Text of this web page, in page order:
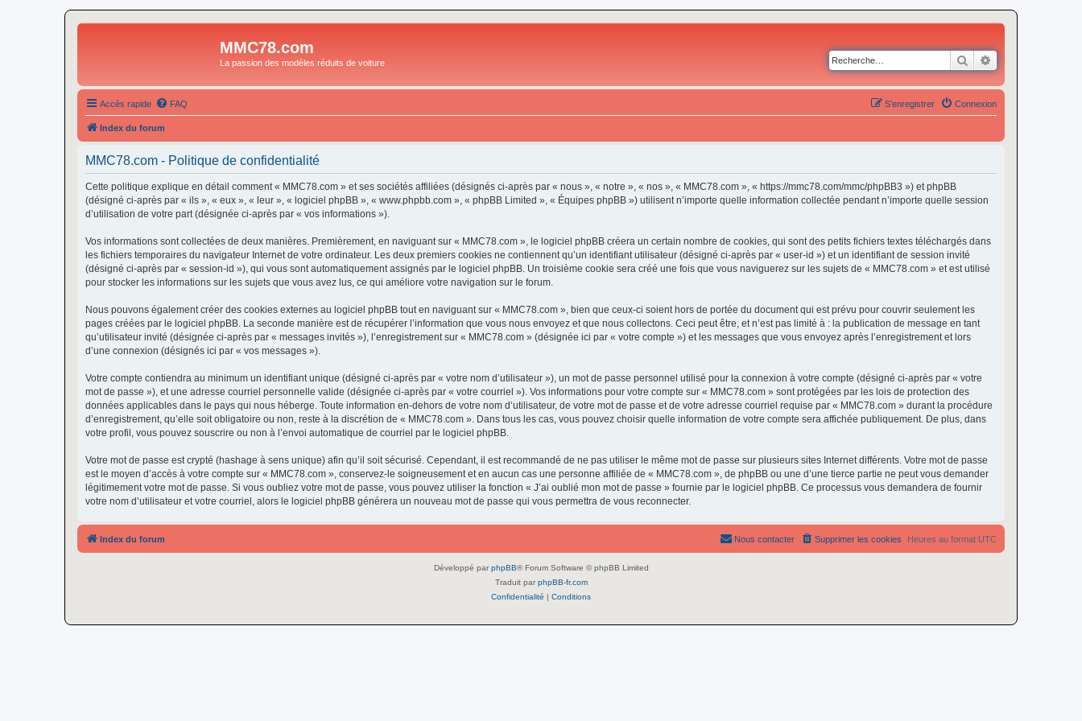
MMC78.com
La passion des modèles réduits de voiture Rechercher
Accès rapide FAQ Connexion
S’enregistrer
Index du forum
MMC78.com - Politique de confidentialité
Cette politique explique en détail comment « MMC78.com » et ses sociétés affiliées (désignés ci-après par « nous », « notre », « nos », « MMC78.com », « https://mmc78.com/mmc/phpBB3 ») et phpBB
(désigné ci-après par « ils », « eux », « leur », « logiciel phpBB », « www.phpbb.com », « phpBB Limited », « Équipes phpBB ») utilisent n’importe quelle information collectée pendant n’importe quelle session
d’utilisation de votre part (désignée ci-après par « vos informations »).
Vos informations sont collectées de deux manières. Premièrement, en naviguant sur « MMC78.com », le logiciel phpBB créera un certain nombre de cookies, qui sont des petits fichiers textes téléchargés dans
les fichiers temporaires du navigateur Internet de votre ordinateur. Les deux premiers cookies ne contiennent qu’un identifiant utilisateur (désigné ci-après par « user-id ») et un identifiant de session invité
(désigné ci-après par « session-id »), qui vous sont automatiquement assignés par le logiciel phpBB. Un troisième cookie sera créé une fois que vous naviguerez sur les sujets de « MMC78.com » et est utilisé
pour stocker les informations sur les sujets que vous avez lus, ce qui améliore votre navigation sur le forum.
Nous pouvons également créer des cookies externes au logiciel phpBB tout en naviguant sur « MMC78.com », bien que ceux-ci soient hors de portée du document qui est prévu pour couvrir seulement les
pages créées par le logiciel phpBB. La seconde manière est de récupérer l’information que vous nous envoyez et que nous collectons. Ceci peut être, et n’est pas limité à : la publication de message en tant
qu’utilisateur invité (désignée ci-après par « messages invités »), l’enregistrement sur « MMC78.com » (désignée ici par « votre compte ») et les messages que vous envoyez après l’enregistrement et lors
d’une connexion (désignés ici par « vos messages »).
Votre compte contiendra au minimum un identifiant unique (désigné ci-après par « votre nom d’utilisateur »), un mot de passe personnel utilisé pour la connexion à votre compte (désigné ci-après par « votre
mot de passe »), et une adresse courriel personnelle valide (désignée ci-après par « votre courriel »). Vos informations pour votre compte sur « MMC78.com » sont protégées par les lois de protection des
données applicables dans le pays qui nous héberge. Toute information en-dehors de votre nom d’utilisateur, de votre mot de passe et de votre adresse courriel requise par « MMC78.com » durant la procédure
d’enregistrement, qu’elle soit obligatoire ou non, reste à la discrétion de « MMC78.com ». Dans tous les cas, vous pouvez choisir quelle information de votre compte sera affichée publiquement. De plus, dans
votre profil, vous pouvez souscrire ou non à l’envoi automatique de courriel par le logiciel phpBB.
Votre mot de passe est crypté (hashage à sens unique) afin qu’il soit sécurisé. Cependant, il est recommandé de ne pas utiliser le même mot de passe sur plusieurs sites Internet différents. Votre mot de passe
est le moyen d’accès à votre compte sur « MMC78.com », conservez-le soigneusement et en aucun cas une personne affiliée de « MMC78.com », de phpBB ou une d’une tierce partie ne peut vous demander
légitimement votre mot de passe. Si vous oubliez votre mot de passe, vous pouvez utiliser la fonction « J’ai oublié mon mot de passe » fournie par le logiciel phpBB. Ce processus vous demandera de fournir
votre nom d’utilisateur et votre courriel, alors le logiciel phpBB générera un nouveau mot de passe qui vous permettra de vous reconnecter.
Index du forum Heures au format UTC
Supprimer les cookies
Nous contacter
Développé par phpBB® Forum Software © phpBB Limited
Traduit par phpBB-fr.com
Confidentialité | Conditions